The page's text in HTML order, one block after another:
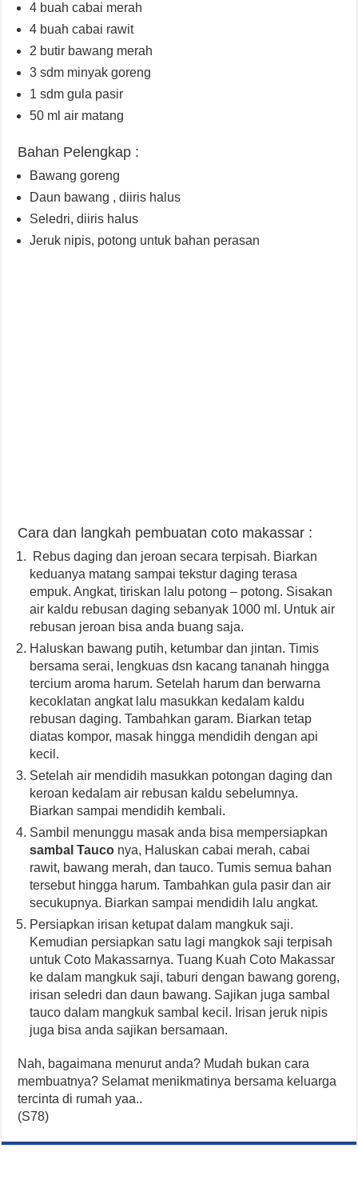
4 buah cabai merah
4 buah cabai rawit
2 butir bawang merah
3 sdm minyak goreng
1 sdm gula pasir
50 ml air matang
Bahan Pelengkap :
Bawang goreng
Daun bawang , diiris halus
Seledri, diiris halus
Jeruk nipis, potong untuk bahan perasan
Cara dan langkah pembuatan coto makassar :
Rebus daging dan jeroan secara terpisah. Biarkan
keduanya matang sampai tekstur daging terasa
empuk. Angkat, tiriskan lalu potong – potong. Sisakan
air kaldu rebusan daging sebanyak 1000 ml. Untuk air
rebusan jeroan bisa anda buang saja.
Haluskan bawang putih, ketumbar dan jintan. Timis
bersama serai, lengkuas dsn kacang tananah hingga
tercium aroma harum. Setelah harum dan berwarna
kecoklatan angkat lalu masukkan kedalam kaldu
rebusan daging. Tambahkan garam. Biarkan tetap
diatas kompor, masak hingga mendidih dengan api
kecil.
Setelah air mendidih masukkan potongan daging dan
keroan kedalam air rebusan kaldu sebelumnya.
Biarkan sampai mendidih kembali.
Sambil menunggu masak anda bisa mempersiapkan
sambal Tauco nya, Haluskan cabai merah, cabai
rawit, bawang merah, dan tauco. Tumis semua bahan
tersebut hingga harum. Tambahkan gula pasir dan air
secukupnya. Biarkan sampai mendidih lalu angkat.
Persiapkan irisan ketupat dalam mangkuk saji.
Kemudian persiapkan satu lagi mangkok saji terpisah
untuk Coto Makassarnya. Tuang Kuah Coto Makassar
ke dalam mangkuk saji, taburi dengan bawang goreng,
irisan seledri dan daun bawang. Sajikan juga sambal
tauco dalam mangkuk sambal kecil. Irisan jeruk nipis
juga bisa anda sajikan bersamaan.
Nah, bagaimana menurut anda? Mudah bukan cara
membuatnya? Selamat menikmatinya bersama keluarga
tercinta di rumah yaa..
(S78)